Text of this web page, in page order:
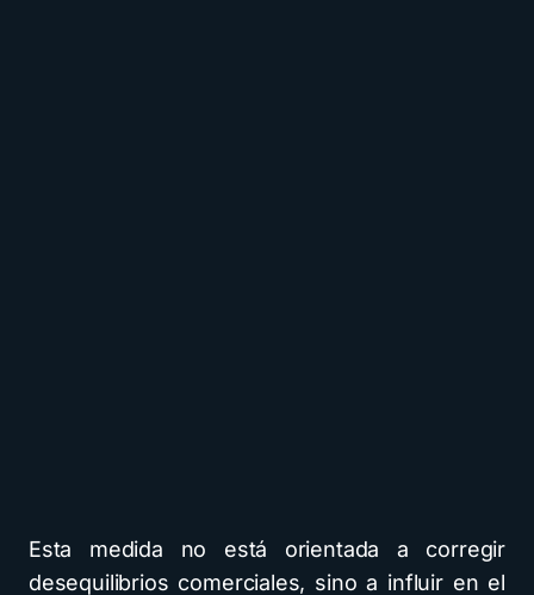
Esta medida no está orientada a corregir
desequilibrios comerciales, sino a influir en el